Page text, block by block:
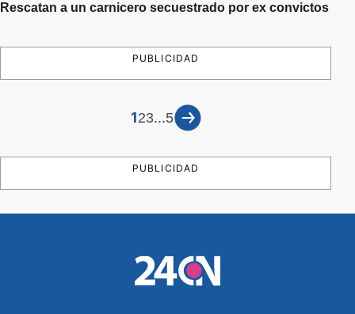
Rescatan a un carnicero secuestrado por ex convictos
PUBLICIDAD
123...5
PUBLICIDAD